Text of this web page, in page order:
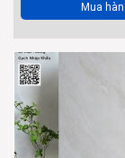
Mua